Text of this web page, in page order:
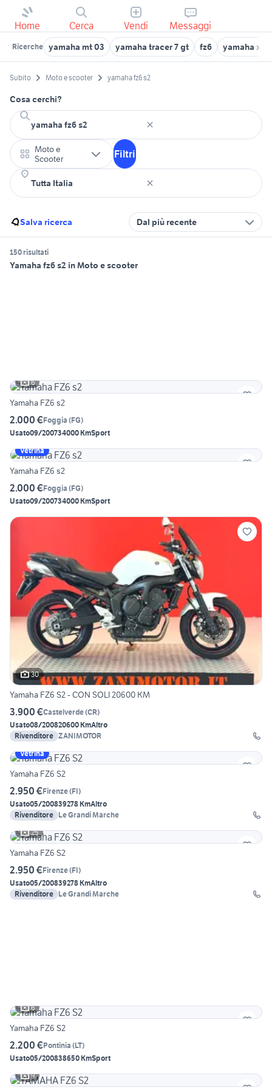
Home Cerca Vendi Messaggi
Ricerche yamaha mt 03 yamaha tracer 7 gt fz6 yamaha x-
Subito Moto e scooter yamaha fz6 s2
Cosa cerchi?
Moto e
Scooter
Filtri
Salva ricerca Dal più recente
150 risultati
Yamaha fz6 s2 in Moto e scooter
6
Yamaha FZ6 s2
2.000 €Foggia (FG)
Usato09/200734000 KmSport
Vetrina
Yamaha FZ6 s2
2.000 €Foggia (FG)
Usato09/200734000 KmSport
30
Yamaha FZ6 S2 - CON SOLI 20600 KM
3.900 €Castelverde(CR)
Usato08/200820600 KmAltro
Rivenditore ZANIMOTOR
Vetrina
Yamaha FZ6 S2
2.950 €Firenze(FI)
Usato05/200839278 KmAltro
Rivenditore Le Grandi Marche
25
Yamaha FZ6 S2
2.950 €Firenze(FI)
Usato05/200839278 KmAltro
Rivenditore Le Grandi Marche
6
Yamaha FZ6 S2
2.200 €Pontinia (LT)
Usato05/200838650 KmSport
9